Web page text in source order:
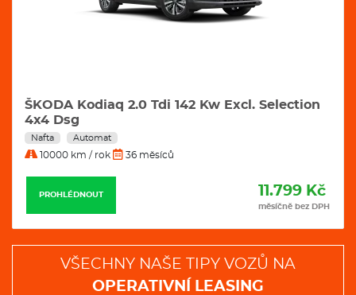
ŠKODA Kodiaq 2.0 Tdi 142 Kw Excl. Selection
4x4 Dsg
Nafta Automat
10000 km / rok 36 měsíců
PROHLÉDNOUT 11.799 Kč
měsíčně bez DPH
VŠECHNY NAŠE TIPY VOZŮ NA
OPERATIVNÍ LEASING